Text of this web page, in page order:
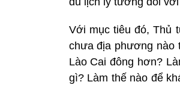
Với mục tiêu đó, Thủ
chưa địa phương nào
Lào Cai đông hơn?
gì? Làm thế nào để